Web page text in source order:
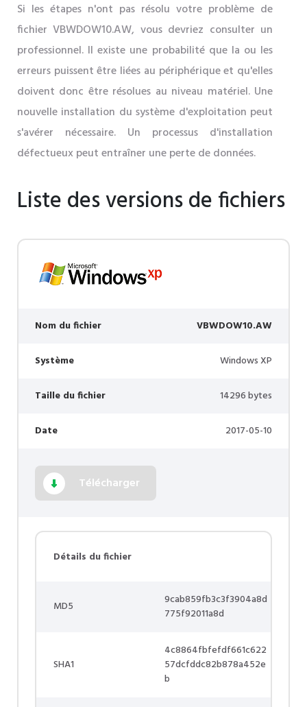
Si les étapes n'ont pas résolu votre problème de
fichier VBWDOW10.AW, vous devriez consulter un
professionnel. Il existe une probabilité que la ou les
erreurs puissent être liées au périphérique et qu'elles
doivent donc être résolues au niveau matériel. Une
nouvelle installation du système d'exploitation peut
s'avérer nécessaire. Un processus d'installation
défectueux peut entraîner une perte de données.
Liste des versions de fichiers
Nom du fichier VBWDOW10.AW
Système Windows XP
Taille du fichier 14296 bytes
Date 2017-05-10
Télécharger
Détails du fichier
MD5
9cab859fb3c3f3904a8d
775f92011a8d
SHA1
4c8864fbfefdf661c622
57dcfddc82b878a452e
b